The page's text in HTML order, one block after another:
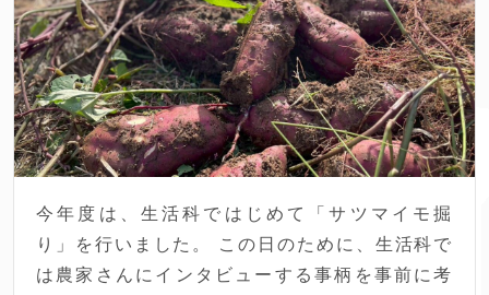
今年度は、生活科ではじめて「サツマイモ掘
り」を行いました。 この日のために、生活科で
は農家さんにインタビューする事柄を事前に考